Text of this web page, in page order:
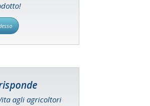
agli agricoltori